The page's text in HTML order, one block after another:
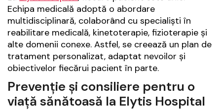
Echipa medicală adoptă o abordare
multidisciplinară, colaborând cu specialiști în
reabilitare medicală, kinetoterapie, fizioterapie și
alte domenii conexe. Astfel, se creează un plan de
tratament personalizat, adaptat nevoilor și
obiectivelor fiecărui pacient în parte.
Prevenție și consiliere pentru o
viață sănătoasă la Elytis Hospital